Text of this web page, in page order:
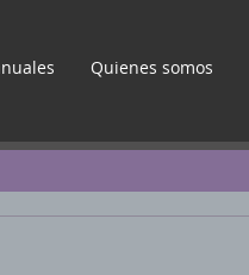
Quienes somos